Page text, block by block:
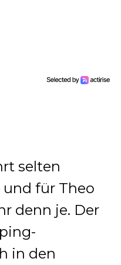
selten
für Theo
denn je. Der
in den